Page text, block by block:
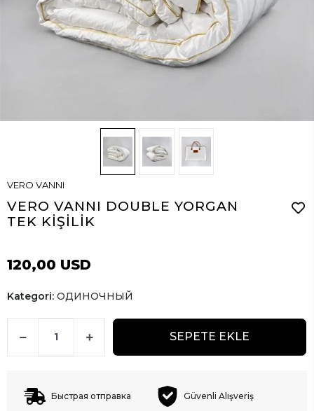
VERO VANNI
VERO VANNI DOUBLE YORGAN
TEK KİŞİLİK
120,00 USD
Kategori: ОДИНОЧНЫЙ
SEPETE EKLE
Быстрая отправка Güvenli Alışveriş